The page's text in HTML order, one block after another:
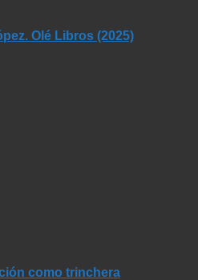
Olé Libros (2025)
como trinchera